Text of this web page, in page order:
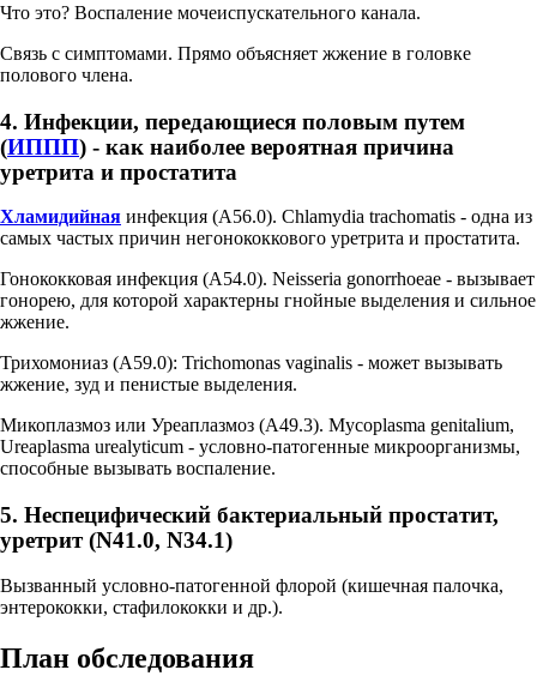
Что это? Воспаление мочеиспускательного канала.
Связь с симптомами. Прямо объясняет жжение в головке
полового члена.
4. Инфекции, передающиеся половым путем
(ИППП) - как наиболее вероятная причина
уретрита и простатита
Хламидийная инфекция (A56.0). Chlamydia trachomatis - одна из
самых частых причин негонококкового уретрита и простатита.
Гонококковая инфекция (A54.0). Neisseria gonorrhoeae - вызывает
гонорею, для которой характерны гнойные выделения и сильное
жжение.
Трихомониаз (A59.0): Trichomonas vaginalis - может вызывать
жжение, зуд и пенистые выделения.
Микоплазмоз или Уреаплазмоз (A49.3). Mycoplasma genitalium,
Ureaplasma urealyticum - условно-патогенные микроорганизмы,
способные вызывать воспаление.
5. Неспецифический бактериальный простатит,
уретрит (N41.0, N34.1)
Вызванный условно-патогенной флорой (кишечная палочка,
энтерококки, стафилококки и др.).
План обследования